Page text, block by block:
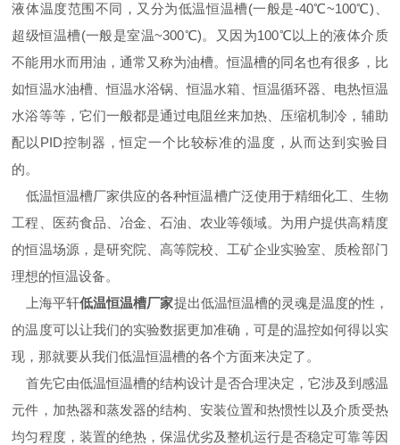
液体温度范围不同，又分为低温恒温槽(一般是-40℃~100℃)、
超级恒温槽(一般是室温~300℃)。又因为100℃以上的液体介质
不能用水而用油，通常又称为油槽。恒温槽的同名也有很多，比
如恒温水油槽、恒温水浴锅、恒温水箱、恒温循环器、电热恒温
水浴等等，它们一般都是通过电阻丝来加热、压缩机制冷，辅助
配以PID控制器，恒定一个比较标准的温度，从而达到实验目
的。
低温恒温槽厂家供应的各种恒温槽广泛使用于精细化工、生物
工程、医药食品、冶金、石油、农业等领域。为用户提供高精度
的恒温场源，是研究院、高等院校、工矿企业实验室、质检部门
理想的恒温设备。
上海平轩低温恒温槽厂家提出低温恒温槽的灵魂是温度的性，
的温度可以让我们的实验数据更加准确，可是的温控如何得以实
现，那就要从我们低温恒温槽的各个方面来决定了。
首先它由低温恒温槽的结构设计是否合理决定，它涉及到感温
元件，加热器和蒸发器的结构、安装位置和热惯性以及介质受热
均匀程度，装置的绝热，保温优劣及整机运行是否稳定可靠等因